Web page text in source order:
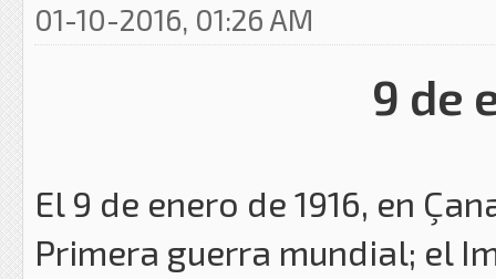
01-10-2016, 01:26 AM
9 de
El 9 de enero de 1916, en
Primera guerra mundial; el